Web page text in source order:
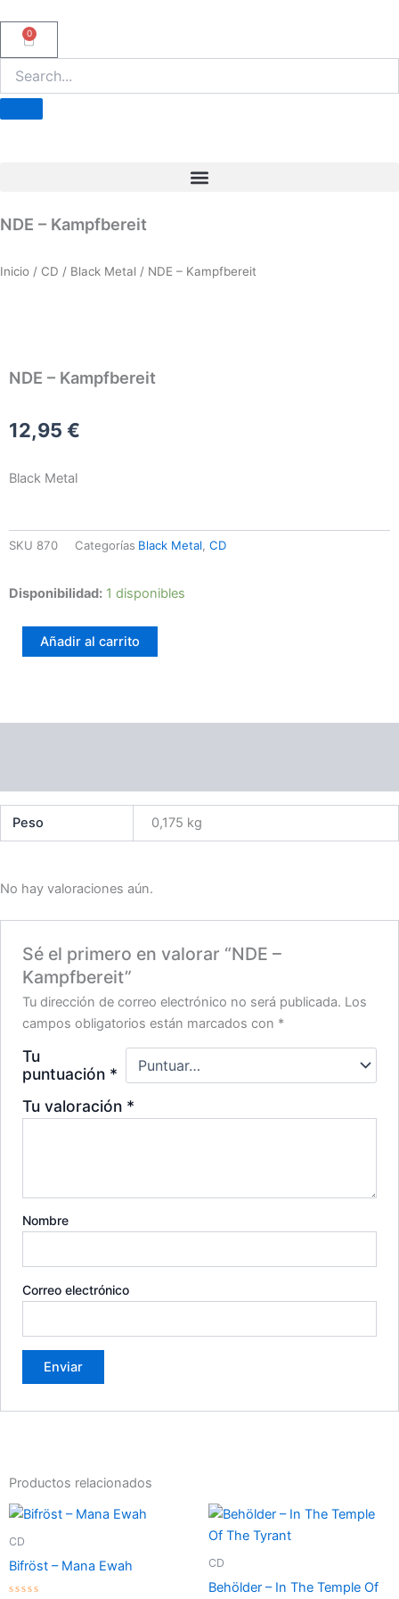
0
Carrito
NDE – Kampfbereit
Inicio / CD / Black Metal / NDE – Kampfbereit
NDE – Kampfbereit
12,95 €
Black Metal
SKU 870 Categorías Black Metal, CD
Disponibilidad: 1 disponibles
NDE
Kampfbereit
cantidadAñadir al carrito
Peso 0,175 kg
No hay valoraciones aún.
Sé el primero en valorar “NDE –
Kampfbereit”
Tu dirección de correo electrónico no será publicada. Los
campos obligatorios están marcados con *
Tu
puntuación *
Tu valoración *
Nombre
Correo electrónico
Productos relacionados
CD
Bifröst – Mana Ewah CD
Behölder – In The Temple Of